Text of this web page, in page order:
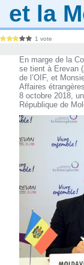
et la
1 vote
En marge de la
se tient à Erevan
de l’OIF, et
Affaires
8 octobre 2018,
République de